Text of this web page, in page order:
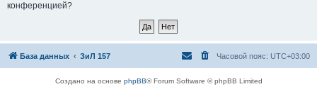
конференцией?
База данных ЗиЛ 157 Часовой пояс: UTC+03:00
Создано на основе phpBB® Forum Software © phpBB Limited